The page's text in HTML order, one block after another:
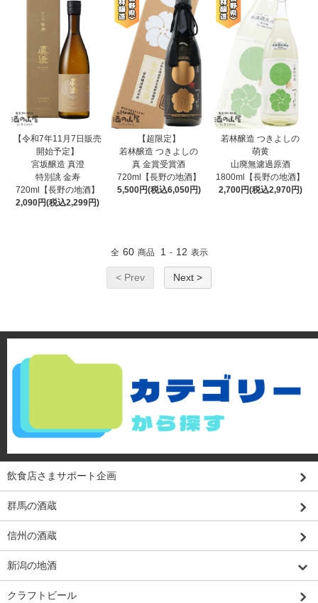
【令和7年11月7日販売
開始予定】
宮坂醸造 真澄
特別誂 金寿
720ml【長野の地酒】
2,090円(税込2,299円)
【超限定】
若林醸造 つきよしの
真 金賞受賞酒
720ml【長野の地酒】
5,500円(税込6,050円)
若林醸造 つきよしの
萌黄
山廃無濾過原酒
1800ml【長野の地酒】
2,700円(税込2,970円)
全 60 商品 1 - 12 表示
< Prev Next >
飲食店さまサポート企画
群馬の酒蔵
信州の酒蔵
新潟の地酒
クラフトビール